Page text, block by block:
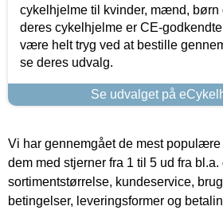
cykelhjelme til kvinder, mænd, børn
deres cykelhjelme er CE-
være helt tryg ved at bestille
se deres udvalg.
Se udvalget på
Vi har gennemgået de mest
dem med stjerner fra 1 til 5 ud fra
sortimentstørrelse, kundeservice,
betingelser, leveringsformer og